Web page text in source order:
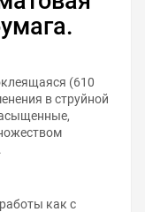
(610
в струйной
как с